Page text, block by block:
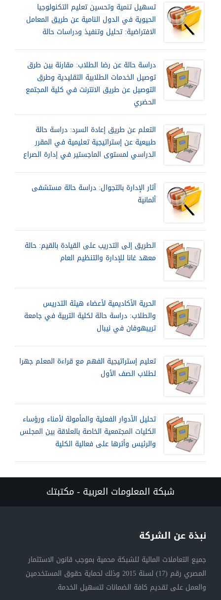
تسهيل تنمية وتحسين تعليم التكنولوجيا
الحيوية في الدول النامية عن طريق المعامل
الافتراضية: تحليل وتنفيذ ودراسات حالة
دراسة حالة عن رضا الطلاب: مقارنة بين طرق
توصيل الخدمات الطلابية التقليدية وطرق
التوصيل عن طريق الانترنت في كلية المجتمع
الحضري
التعلم عن طريق إعادة السرد: دراسة حالة
طبيعية عن إستراتيجية تعليمية في المقرر
الدراسي لمستوى الماجستير في إدارة الصراع
آثار الإدارة بالتجوال: دراسة حالة مستشفى
ألمانية
الطريق إلى التدريب على القيادة بالقيم: حالة
معهد غانا للإدارة والتنظيم العام
الحرية الأكاديمية لأعضاء هيئة التدريس
والطلاب: دراسة حالة لكلية التربية في جامعة
تريبهوفان في نيبال
تعليم إستراتيجية الفهم مع قراءة المعلم جهرا
لطلاب الصف الأول
تحليل الأدوار الفعلية والمأمولة لأمناء ورؤساء
الكليات المجتمعية الخاصة بالعلاقة بين المجلس
والرئيس وأثرها على فعالية الكلية
شبكة المعلومات العربية - مكتبتك
نبذة عن الشركة
جميع التعاملات المالية للشبكة محمية بموجب قانون الاستثمار
المصري رقم (17) لسنة 2015 وذلك لحماية حقوق المستخدمين
والعمل على تقديم كافة الضمانات لتسهيل الخدمة.